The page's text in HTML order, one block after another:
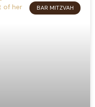
BAR MITZVAH